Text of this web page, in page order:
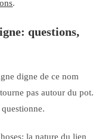
.
questions,
digne de ce nom
pas autour du pot.
la nature du lien